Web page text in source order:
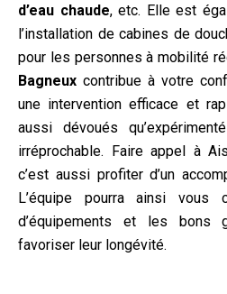
d’eau chaude, etc. Elle est
l’installation de cabines de
pour les personnes à mobilité
Bagneux contribue à votre
une intervention efficace et
aussi dévoués
irréprochable. Faire appel à
c’est aussi profiter d’un
L’équipe pourra ainsi
d’équipements et les bons
favoriser leur longévité.